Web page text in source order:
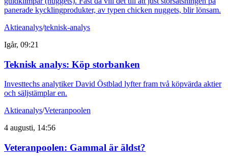
panerade kycklingprodukter, av typen chicken nuggets, blir lönsam.
Aktieanalys/teknisk-analys
Igår, 09:21
Teknisk analys: Köp storbanken
Investtechs analytiker David Östblad lyfter fram två köpvärda aktier
och säljstämplar en.
Aktieanalys/Veteranpoolen
4 augusti, 14:56
Veteranpoolen: Gammal är äldst?